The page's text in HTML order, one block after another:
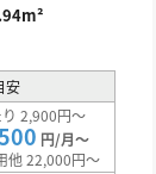
安
2,900円～
円/月～
他 22,000円～